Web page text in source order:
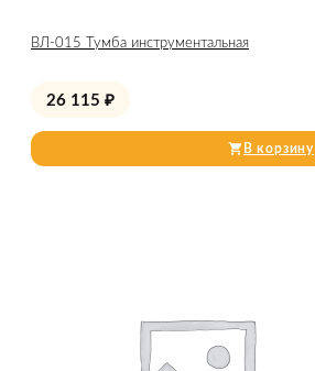
ВЛ-015 Тумба инструментальная
26 115 ₽
В корзину